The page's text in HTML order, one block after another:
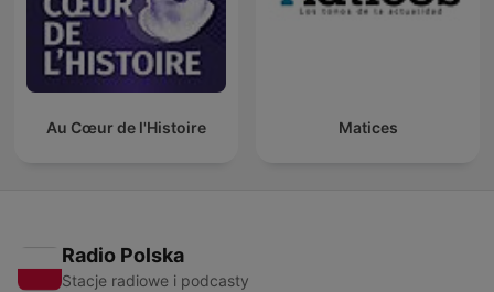
Au Cœur de l'Histoire Matices
Radio Polska
Stacje radiowe i podcasty